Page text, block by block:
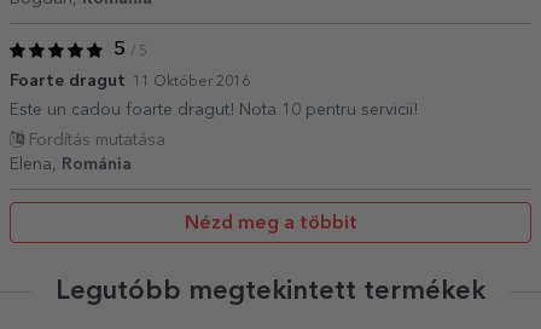
5 / 5
Foarte dragut 11 Október 2016
Este un cadou foarte dragut! Nota 10 pentru servicii!
Fordítás mutatása
Elena,
Románia
Nézd meg a többit
Legutóbb megtekintett termékek